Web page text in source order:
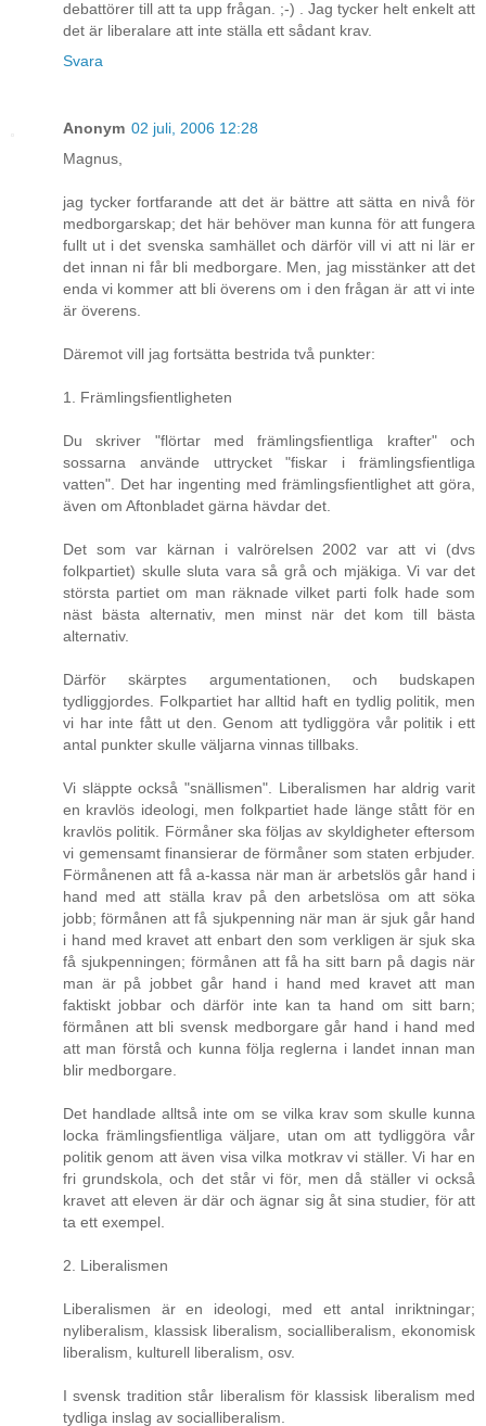
debattörer till att ta upp frågan. ;-) . Jag tycker helt enkelt att
det är liberalare att inte ställa ett sådant krav.
Svara
Anonym 02 juli, 2006 12:28
Magnus,
jag tycker fortfarande att det är bättre att sätta en nivå för
medborgarskap; det här behöver man kunna för att fungera
fullt ut i det svenska samhället och därför vill vi att ni lär er
det innan ni får bli medborgare. Men, jag misstänker att det
enda vi kommer att bli överens om i den frågan är att vi inte
är överens.
Däremot vill jag fortsätta bestrida två punkter:
1. Främlingsfientligheten
Du skriver "flörtar med främlingsfientliga krafter" och
sossarna använde uttrycket "fiskar i främlingsfientliga
vatten". Det har ingenting med främlingsfientlighet att göra,
även om Aftonbladet gärna hävdar det.
Det som var kärnan i valrörelsen 2002 var att vi (dvs
folkpartiet) skulle sluta vara så grå och mjäkiga. Vi var det
största partiet om man räknade vilket parti folk hade som
näst bästa alternativ, men minst när det kom till bästa
alternativ.
Därför skärptes argumentationen, och budskapen
tydliggjordes. Folkpartiet har alltid haft en tydlig politik, men
vi har inte fått ut den. Genom att tydliggöra vår politik i ett
antal punkter skulle väljarna vinnas tillbaks.
Vi släppte också "snällismen". Liberalismen har aldrig varit
en kravlös ideologi, men folkpartiet hade länge stått för en
kravlös politik. Förmåner ska följas av skyldigheter eftersom
vi gemensamt finansierar de förmåner som staten erbjuder.
Förmånenen att få a-kassa när man är arbetslös går hand i
hand med att ställa krav på den arbetslösa om att söka
jobb; förmånen att få sjukpenning när man är sjuk går hand
i hand med kravet att enbart den som verkligen är sjuk ska
få sjukpenningen; förmånen att få ha sitt barn på dagis när
man är på jobbet går hand i hand med kravet att man
faktiskt jobbar och därför inte kan ta hand om sitt barn;
förmånen att bli svensk medborgare går hand i hand med
att man förstå och kunna följa reglerna i landet innan man
blir medborgare.
Det handlade alltså inte om se vilka krav som skulle kunna
locka främlingsfientliga väljare, utan om att tydliggöra vår
politik genom att även visa vilka motkrav vi ställer. Vi har en
fri grundskola, och det står vi för, men då ställer vi också
kravet att eleven är där och ägnar sig åt sina studier, för att
ta ett exempel.
2. Liberalismen
Liberalismen är en ideologi, med ett antal inriktningar;
nyliberalism, klassisk liberalism, socialliberalism, ekonomisk
liberalism, kulturell liberalism, osv.
I svensk tradition står liberalism för klassisk liberalism med
tydliga inslag av socialliberalism.